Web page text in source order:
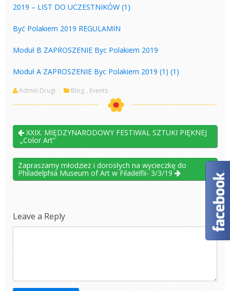
2019 – LIST DO UCZESTNIKÓW (1)
Być Polakiem 2019 REGULAMIN
Moduł B ZAPROSZENIE Byc Polakiem 2019
Moduł A ZAPROSZENIE Byc Polakiem 2019 (1) (1)
Admin Drugi Blog , Events
XXIX. MIĘDZYNARODOWY FESTIWAL SZTUKI PIĘKNEJ
„Color Art”
Zapraszamy młodzież i dorosłych na wycieczkę do
Philadelphia Museum of Art w Filadelfii- 3/3/19
Leave a Reply